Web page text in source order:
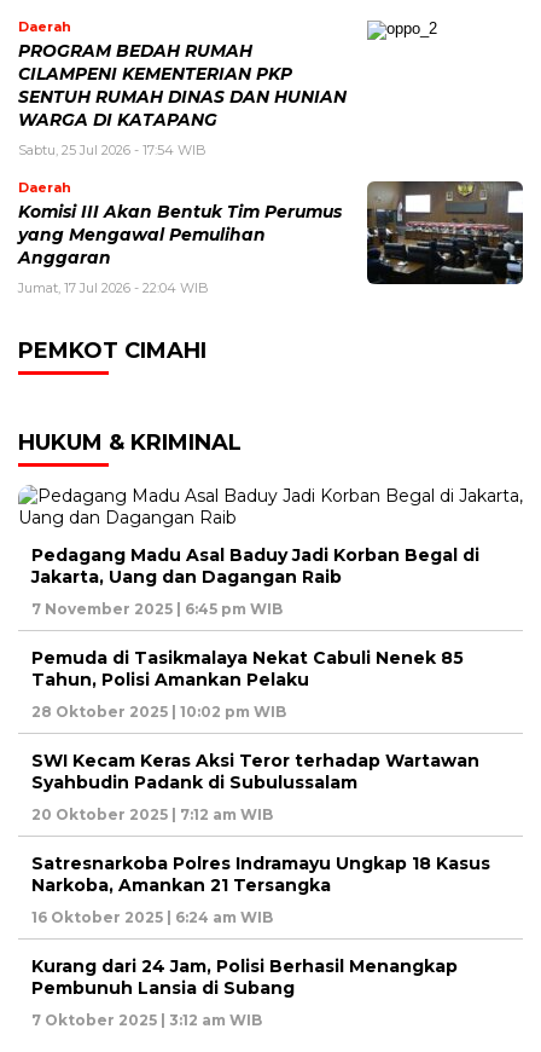
Daerah
PROGRAM BEDAH RUMAH
CILAMPENI KEMENTERIAN PKP
SENTUH RUMAH DINAS DAN HUNIAN
WARGA DI KATAPANG
Sabtu, 25 Jul 2026 - 17:54 WIB
Daerah
Komisi III Akan Bentuk Tim Perumus
yang Mengawal Pemulihan
Anggaran
Jumat, 17 Jul 2026 - 22:04 WIB
PEMKOT CIMAHI
HUKUM & KRIMINAL
Pedagang Madu Asal Baduy Jadi Korban Begal di
Jakarta, Uang dan Dagangan Raib
7 November 2025 | 6:45 pm WIB
Pemuda di Tasikmalaya Nekat Cabuli Nenek 85
Tahun, Polisi Amankan Pelaku
28 Oktober 2025 | 10:02 pm WIB
SWI Kecam Keras Aksi Teror terhadap Wartawan
Syahbudin Padank di Subulussalam
20 Oktober 2025 | 7:12 am WIB
Satresnarkoba Polres Indramayu Ungkap 18 Kasus
Narkoba, Amankan 21 Tersangka
16 Oktober 2025 | 6:24 am WIB
Kurang dari 24 Jam, Polisi Berhasil Menangkap
Pembunuh Lansia di Subang
7 Oktober 2025 | 3:12 am WIB